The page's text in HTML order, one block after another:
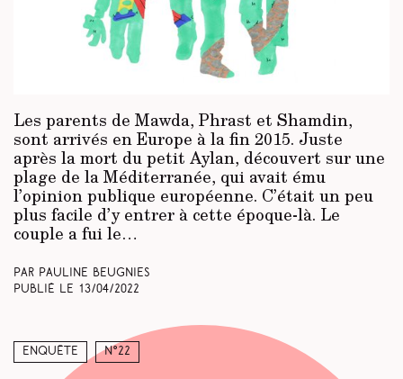
Les parents de Mawda, Phrast et Shamdin,
sont arrivés en Europe à la fin 2015. Juste
après la mort du petit Aylan, découvert sur une
plage de la Méditerranée, qui avait ému
l’opinion publique européenne. C’était un peu
plus facile d’y entrer à cette époque-là. Le
couple a fui le…
Par Pauline Beugnies
Publié le 13/04/2022
Enquête N°22